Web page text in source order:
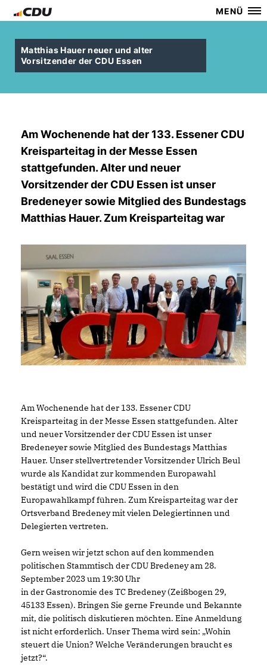
MENÜ
Matthias Hauer neuer und alter
Vorsitzender der CDU Essen
Am Wochenende hat der 133. Essener CDU
Kreisparteitag in der Messe Essen
stattgefunden. Alter und neuer
Vorsitzender der CDU Essen ist unser
Bredeneyer sowie Mitglied des Bundestags
Matthias Hauer. Zum Kreisparteitag war
Am Wochenende hat der 133. Essener CDU
Kreisparteitag in der Messe Essen stattgefunden. Alter
und neuer Vorsitzender der CDU Essen ist unser
Bredeneyer sowie Mitglied des Bundestags Matthias
Hauer. Unser stellvertretender Vorsitzender Ulrich Beul
wurde als Kandidat zur kommenden Europawahl
bestätigt und wird die CDU Essen in den
Europawahlkampf führen. Zum Kreisparteitag war der
Ortsverband Bredeney mit vielen Delegiertinnen und
Delegierten vertreten.
Gern weisen wir jetzt schon auf den kommenden
politischen Stammtisch der CDU Bredeney am 28.
September 2023 um 19:30 Uhr
in der Gastronomie des TC Bredeney (Zeißbogen 29,
45133 Essen). Bringen Sie gerne Freunde und Bekannte
mit, die politisch diskutieren möchten. Eine Anmeldung
ist nicht erforderlich. Unser Thema wird sein: „Wohin
steuert die Union? Welche Veränderungen braucht es
jetzt?“.